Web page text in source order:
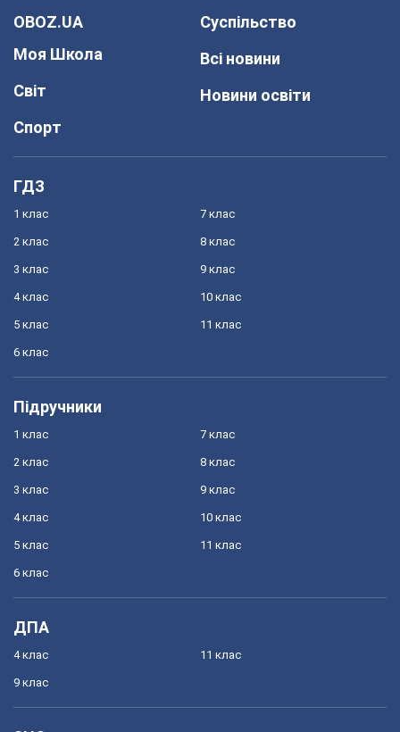
OBOZ.UA
Моя Школа
Світ
Спорт
Суспільство
Всі новини
Новини освіти
ГДЗ
1 клас
2 клас
3 клас
4 клас
5 клас
6 клас
7 клас
8 клас
9 клас
10 клас
11 клас
Підручники
1 клас
2 клас
3 клас
4 клас
5 клас
6 клас
7 клас
8 клас
9 клас
10 клас
11 клас
ДПА
4 клас
9 клас
11 клас